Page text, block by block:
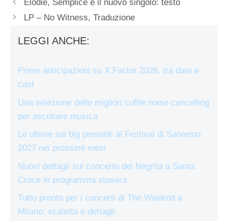
Elodie, Semplice è il nuovo singolo: testo
LP – No Witness, Traduzione
LEGGI ANCHE:
Prime anticipazioni su X Factor 2026, tra date e
cast
Una selezione delle migliori cuffie noise cancelling
per ascoltare musica
Le ultime sui big presenti al Festival di Sanremo
2027 nei prossimi mesi
Nuovi dettagli sul concerto dei Negrita a Santa
Croce in programma stasera
Tutto pronto per i concerti di The Weeknd a
Milano: scaletta e dettagli